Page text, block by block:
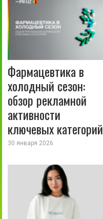
Фармацевтика в
холодный сезон:
обзор рекламной
активности
ключевых категорий
30 января 2026